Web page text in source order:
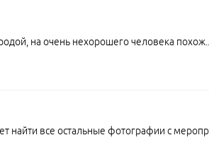
на очень нехорошего человека
найти все остальные фотографии с